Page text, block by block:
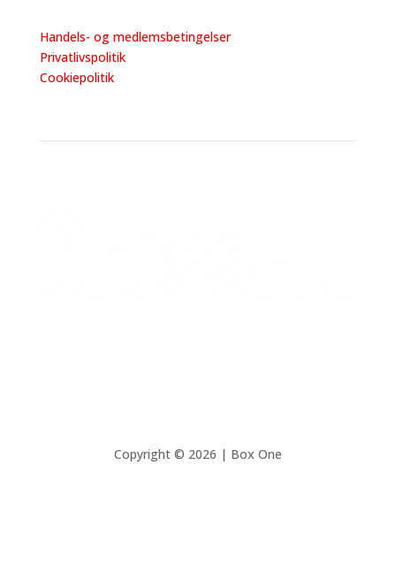
Handels- og medlemsbetingelser
Privatlivspolitik
Cookiepolitik
Copyright © 2026 | Box One